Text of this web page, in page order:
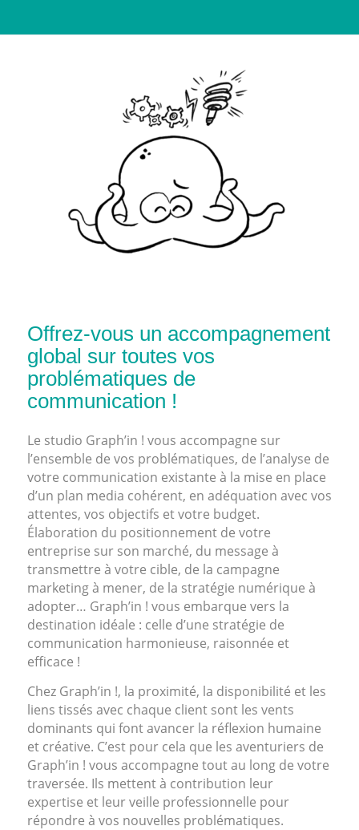
Offrez-vous un accompagnement
global sur toutes vos
problématiques de
communication !
Le studio Graph’in ! vous accompagne sur
l’ensemble de vos problématiques, de l’analyse de
votre communication existante à la mise en place
d’un plan media cohérent, en adéquation avec vos
attentes, vos objectifs et votre budget.
Élaboration du positionnement de votre
entreprise sur son marché, du message à
transmettre à votre cible, de la campagne
marketing à mener, de la stratégie numérique à
adopter… Graph’in ! vous embarque vers la
destination idéale : celle d’une stratégie de
communication harmonieuse, raisonnée et
efficace !
Chez Graph’in !, la proximité, la disponibilité et les
liens tissés avec chaque client sont les vents
dominants qui font avancer la réflexion humaine
et créative. C’est pour cela que les aventuriers de
Graph’in ! vous accompagne tout au long de votre
traversée. Ils mettent à contribution leur
expertise et leur veille professionnelle pour
répondre à vos nouvelles problématiques.